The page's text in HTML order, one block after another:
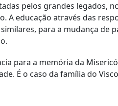
pelos grandes legados,
educação através das
para a mudança de
para a memória da
É o caso da família do